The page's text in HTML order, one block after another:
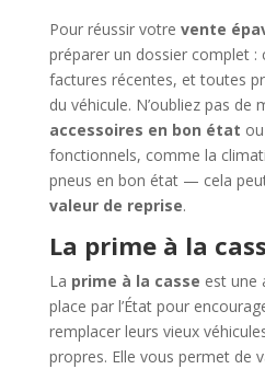
Pour réussir votre vente
préparer un dossier complet :
factures récentes, et toutes
du véhicule. N’oubliez pas de
accessoires en bon état
fonctionnels, comme la
pneus en bon état — cela
valeur de reprise.
La prime à la
La prime à la casse est une
place par l’État pour
remplacer leurs vieux
propres. Elle vous permet de